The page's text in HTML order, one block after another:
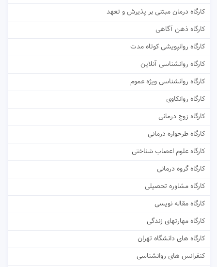
کارگاه درمان مبتنی بر پذیرش و تعهد
کارگاه ذهن آگاهی
کارگاه روانپویشی کوتاه مدت
کارگاه روانشناسی آنلاین
کارگاه روانشناسی ویژه عموم
کارگاه روانکاوی
کارگاه زوج درمانی
کارگاه طرحواره درمانی
کارگاه علوم اعصاب شناختی
کارگاه گروه درمانی
کارگاه مشاوره تحصیلی
کارگاه مقاله نویسی
کارگاه مهارتهای زندگی
کارگاه های دانشگاه تهران
کنفرانس های روانشناسی